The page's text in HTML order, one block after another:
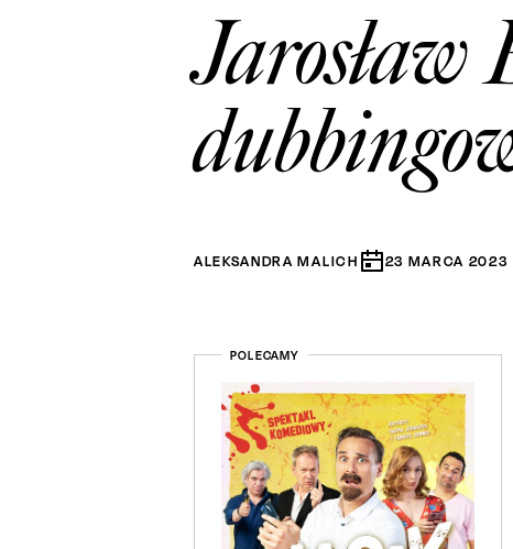
Jarosław
ALEKSANDRA MALICH 23 MARCA 2023
POLECAMY